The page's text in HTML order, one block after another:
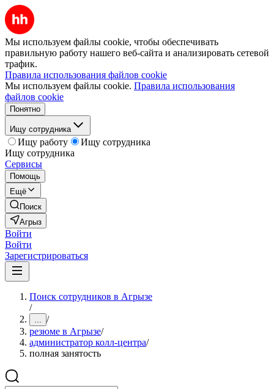
Мы используем файлы cookie, чтобы обеспечивать
правильную работу нашего веб-сайта и анализировать сетевой
трафик.
Правила использования файлов cookie
Мы используем файлы cookie. Правила использования
файлов cookie
Понятно
Ищу сотрудника
Ищу работу
Ищу сотрудника
Ищу сотрудника
Сервисы
Помощь
Ещё
Поиск
Агрыз
Войти
Войти
Зарегистрироваться
Поиск сотрудников в Агрызе
/
... /
резюме в Агрызе/
администратор колл-центра/
полная занятость